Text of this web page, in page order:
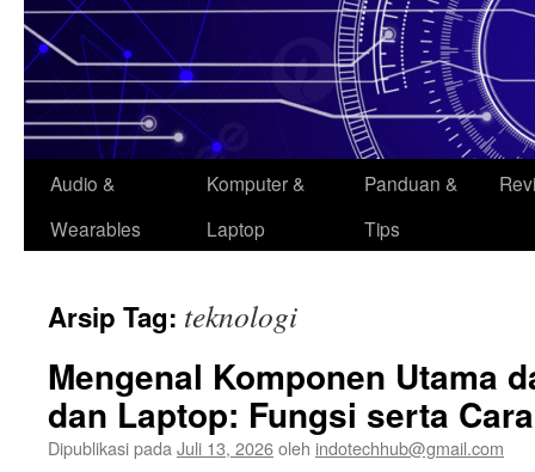
Audio &
Wearables
Komputer &
Laptop
Panduan &
Tips
Arsip Tag: teknologi
Mengenal Komponen Utama
dan Laptop: Fungsi serta
Dipublikasi pada Juli 13, 2026oleh indotechhub@gmail.com